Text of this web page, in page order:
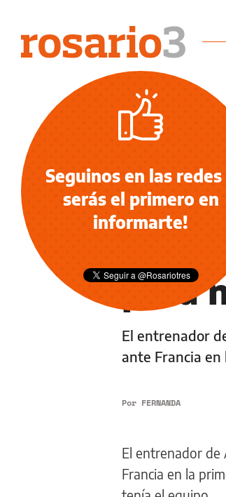
NOTICIAS
para
El entrenador
ante Francia
Por FERNANDA
El entrenador de
Francia en la
Seguinos en las redes
serás el primero en
informarte!